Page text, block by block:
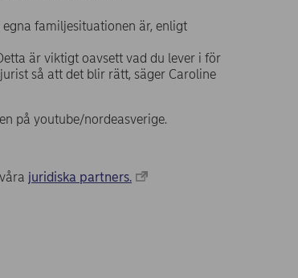
familjesituationen är, enligt
är viktigt oavsett vad du lever i för
så att det blir rätt, säger Caroline
på youtube/nordeasverige.
juridiska partners.